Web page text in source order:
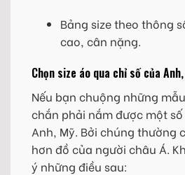
Bảng size theo thông
cao, cân nặng.
Chọn size áo qua chỉ số của
Nếu bạn chuộng những
chắn phải nắm được một số
Anh, Mỹ. Bởi chúng thường
hơn đồ của người châu Á.
ý những điều sau: